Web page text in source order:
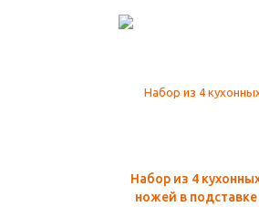
Набор из 4
ножей в подставке